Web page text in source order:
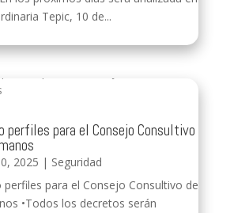
Tepic, 10 de...
perfiles para el Consejo Consultivo
2025 | Seguridad
perfiles para el Consejo Consultivo de
•Todos los decretos serán